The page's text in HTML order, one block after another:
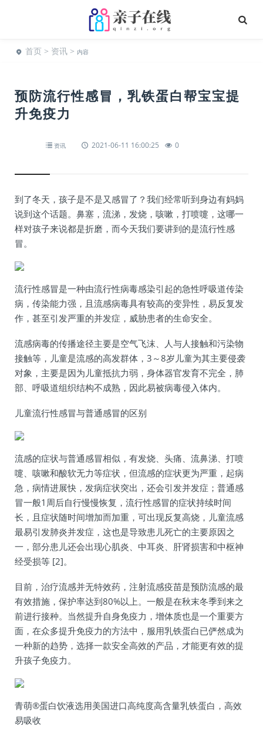
首页 > 资讯 > 内容
预防流行性感冒，乳铁蛋白帮宝宝提
升免疫力
资讯 2021-06-11 16:00:25 0
到了冬天，孩子是不是又感冒了？我们经常听到身边有妈妈
说到这个话题。鼻塞，流涕，发烧，咳嗽，打喷嚏，这哪一
样对孩子来说都是折磨，而今天我们要讲到的是流行性感
冒。
流行性感冒是一种由流行性病毒感染引起的急性呼吸道传染
病，传染能力强，且流感病毒具有较高的变异性，易反复发
作，甚至引发严重的并发症，威胁患者的生命安全。
流感病毒的传播途径主要是空气飞沫、人与人接触和污染物
接触等，儿童是流感的高发群体，3～8岁儿童为其主要侵袭
对象，主要是因为儿童抵抗力弱，身体器官发育不完全，肺
部、呼吸道组织结构不成熟，因此易被病毒侵入体内。
儿童流行性感冒与普通感冒的区别
流感的症状与普通感冒相似，有发烧、头痛、流鼻涕、打喷
嚏、咳嗽和酸软无力等症状，但流感的症状更为严重，起病
急，病情进展快，发病症状突出，还会引发并发症；普通感
冒一般1周后自行慢慢恢复，流行性感冒的症状持续时间
长，且症状随时间增加而加重，可出现反复高烧，儿童流感
最易引发肺炎并发症，这也是导致患儿死亡的主要原因之
一，部分患儿还会出现心肌炎、中耳炎、肝肾损害和中枢神
经受损等 [2]。
目前，治疗流感并无特效药，注射流感疫苗是预防流感的最
有效措施，保护率达到80%以上。一般是在秋末冬季到来之
前进行接种。当然提升自身免疫力，增体质也是一个重要方
面，在众多提升免疫力的方法中，服用乳铁蛋白已俨然成为
一种新的趋势，选择一款安全高效的产品，才能更有效的提
升孩子免疫力。
青萌®蛋白饮液选用美国进口高纯度高含量乳铁蛋白，高效
易吸收